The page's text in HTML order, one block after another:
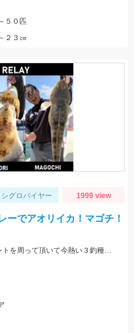
５０匹
２３㎝
シグロバイヤー 1999 view
ーでアオリイカ！マゴチ！
今週も常滑へ！キャプテンに色々ポイントを周って頂いて今熱い３釣種を釣ることができました！！大興奮！！！